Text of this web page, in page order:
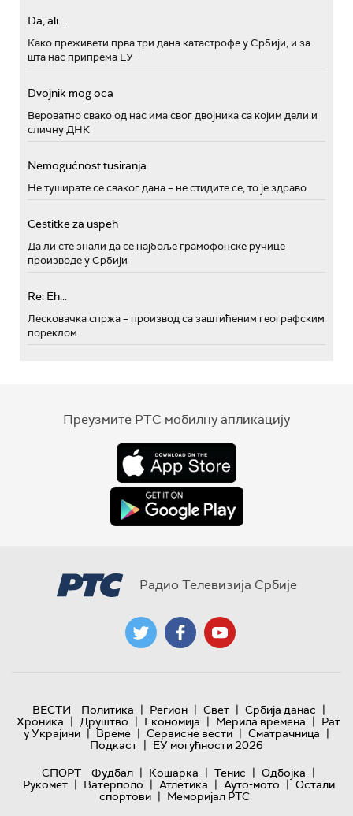
Da, ali...
Како преживети прва три дана катастрофе у Србији, и за
шта нас припрема ЕУ
Dvojnik mog oca
Вероватно свако од нас има свог двојника са којим дели и
сличну ДНК
Nemogućnost tusiranja
Не туширате се сваког дана – не стидите се, то је здраво
Cestitke za uspeh
Да ли сте знали да се најбоље грамофонске ручице
производе у Србији
Re: Eh...
Лесковачка спржа – производ са заштићеним географским
пореклом
Преузмите РТС мобилну апликацију
Радио Телевизија Србије
ВЕСТИ Политика | Регион | Свет | Србија данас |
Хроника | Друштво | Економија | Мерила времена | Рат
у Украјини | Време | Сервисне вести | Сматрачница |
Подкаст | ЕУ могућности 2026
СПОРТ
Фудбал | Кошарка | Тенис | Одбојка |
Рукомет | Ватерполо | Атлетика | Ауто-мото | Остали
спортови | Меморијал РТС